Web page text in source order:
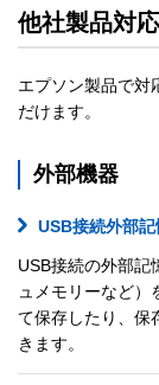
他社製品対
エプソン製品で対
だけます。
外部機器
USB接続外部
USB接続の外部記
ュメモリーなど）
て保存したり、保
きます。